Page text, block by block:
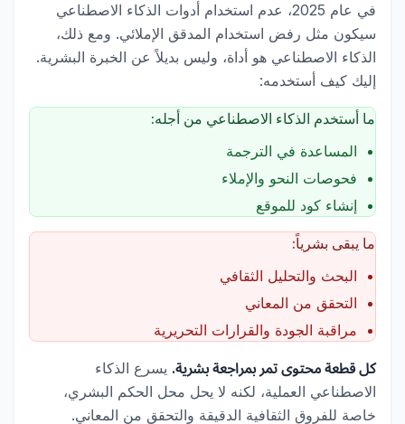
في عام 2025، عدم استخدام أدوات الذكاء الاصطناعي
سيكون مثل رفض استخدام المدقق الإملائي. ومع ذلك،
الذكاء الاصطناعي هو أداة، وليس بديلاً عن الخبرة البشرية.
إليك كيف أستخدمه:
ما أستخدم الذكاء الاصطناعي من أجله:
المساعدة في الترجمة
فحوصات النحو والإملاء
إنشاء كود للموقع
ما يبقى بشرياً:
البحث والتحليل الثقافي
التحقق من المعاني
مراقبة الجودة والقرارات التحريرية
كل قطعة محتوى تمر بمراجعة بشرية. يسرع الذكاء
الاصطناعي العملية، لكنه لا يحل محل الحكم البشري،
خاصة للفروق الثقافية الدقيقة والتحقق من المعاني.